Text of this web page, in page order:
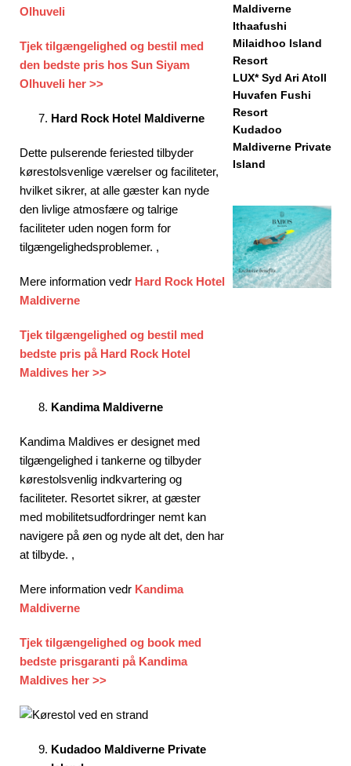
Olhuveli
Tjek tilgængelighed og bestil med
den bedste pris hos Sun Siyam
Olhuveli her >>
Hard Rock Hotel Maldiverne
Dette pulserende feriested tilbyder
kørestolsvenlige værelser og faciliteter,
hvilket sikrer, at alle gæster kan nyde
den livlige atmosfære og talrige
faciliteter uden nogen form for
tilgængelighedsproblemer. ,
Mere information vedr Hard Rock Hotel
Maldiverne
Tjek tilgængelighed og bestil med
bedste pris på Hard Rock Hotel
Maldives her >>
Kandima Maldiverne
Kandima Maldives er designet med
tilgængelighed i tankerne og tilbyder
kørestolsvenlig indkvartering og
faciliteter. Resortet sikrer, at gæster
med mobilitetsudfordringer nemt kan
navigere på øen og nyde alt det, den har
at tilbyde. ,
Mere information vedr Kandima
Maldiverne
Tjek tilgængelighed og book med
bedste prisgaranti på Kandima
Maldives her >>
Kudadoo Maldiverne Private
Maldiverne
Ithaafushi
Milaidhoo Island
Resort
LUX* Syd Ari Atoll
Huvafen Fushi
Resort
Kudadoo
Maldiverne Private
Island